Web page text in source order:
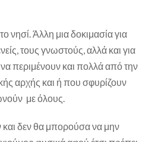
νησί. Άλλη μια δοκιμασία για
τους γνωστούς, αλλά και για
περιμένουν και πολλά από την
αρχής και ή που σφυρίζουν
με όλους.
και δεν θα μπορούσα να μην